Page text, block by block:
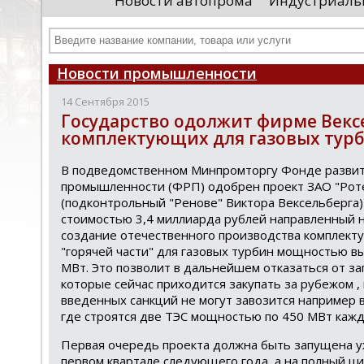
иностранными удостоверяющими центрами.
Чтобы...
Новости промышленности
14 Сентября 2015
Государство одолжит фирме
комплектующих для газовых
В подведомственном Минпромторгу Фонде
промышленности (ФРП) одобрен проект ЗАО
(подконтрольный "Ренове" Виктора Вексельберга)
стоимостью 3,4 миллиарда рублей направленный
создание отечественного производства
"горячей части" для газовых турбин мощностью
МВт. Это позволит в дальнейшем отказаться от
которые сейчас приходится закупать за рубежом ,
введенных санкций не могут завозится например
где строятся две ТЭС мощностью по 450 МВт
Первая очередь проекта должна быть запущена
первом квартале следующего года, а на полный